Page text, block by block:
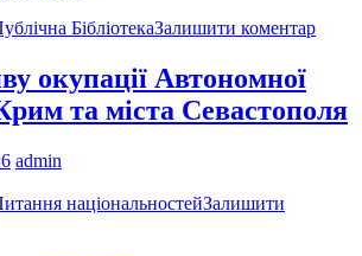
БібліотекаЗалишити коментар
окупації Автономної
та міста Севастополя
admin
національностейЗалишити